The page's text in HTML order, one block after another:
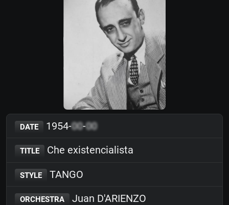
DATE 1954-00-00
TITLE Che existencialista
STYLE TANGO
ORCHESTRA Juan D'ARIENZO